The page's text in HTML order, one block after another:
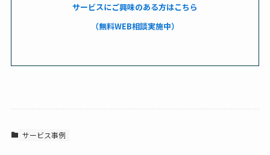
サービスにご興味のある方はこちら
（無料WEB相談実施中）
サービス事例